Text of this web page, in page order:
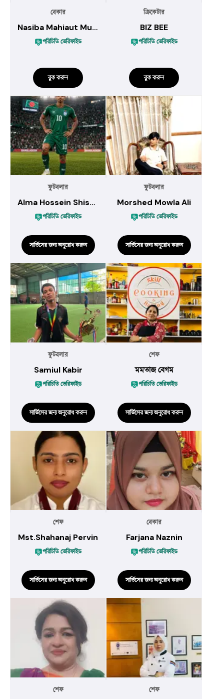
বেকার
Nasiba Mahiaut Muna
পরিচিতি ভেরিফাইড
বুক করুন
ক্রিকেটার
BIZ BEE
পরিচিতি ভেরিফাইড
বুক করুন
ফুটবলার
Alma Hossein Shishir
পরিচিতি ভেরিফাইড
সার্ভিসের জন্য অনুরোধ করুন
ফুটবলার
Morshed Mowla Ali
পরিচিতি ভেরিফাইড
সার্ভিসের জন্য অনুরোধ করুন
ফুটবলার
Samiul Kabir
পরিচিতি ভেরিফাইড
সার্ভিসের জন্য অনুরোধ করুন
শেফ
মমতাজ বেগম
পরিচিতি ভেরিফাইড
সার্ভিসের জন্য অনুরোধ করুন
শেফ
Mst.Shahanaj Pervin
পরিচিতি ভেরিফাইড
সার্ভিসের জন্য অনুরোধ করুন
বেকার
Farjana Naznin
পরিচিতি ভেরিফাইড
সার্ভিসের জন্য অনুরোধ করুন
শেফ শেফ